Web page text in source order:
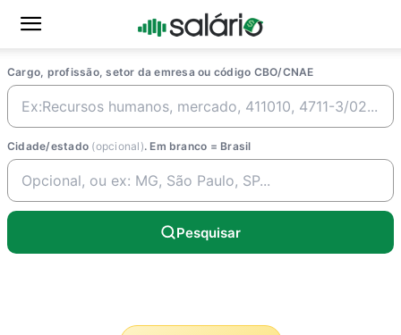
Cargo, profissão, setor da emresa ou código CBO/CNAE
Cidade/estado (opcional). Em branco = Brasil
Pesquisar